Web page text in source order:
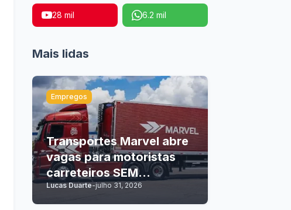
28 mil 6.2 mil
Mais lidas
Empregos
Transportes Marvel abre
vagas para motoristas
carreteiros SEM
EXPERIÊNCIA
Lucas Duarte-julho 31, 2026